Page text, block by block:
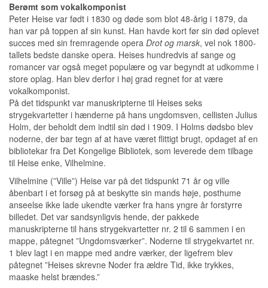
Berømt som vokalkomponist
Peter Heise var født i 1830 og døde som blot 48-årig i 1879, da
han var på toppen af sin kunst. Han havde kort før sin død oplevet
succes med sin fremragende opera Drot og marsk, vel nok 1800-
tallets bedste danske opera. Heises hundredvis af sange og
romancer var også meget populære og var begyndt at udkomme i
store oplag. Han blev derfor i høj grad regnet for at være
vokalkomponist.
På det tidspunkt var manuskripterne til Heises seks
strygekvartetter i hænderne på hans ungdomsven, cellisten Julius
Holm, der beholdt dem indtil sin død i 1909. I Holms dødsbo blev
noderne, der bar tegn af at have været flittigt brugt, opdaget af en
bibliotekar fra Det Kongelige Bibliotek, som leverede dem tilbage
til Heise enke, Vilhelmine.
Vilhelmine (”Ville”) Heise var på det tidspunkt 71 år og ville
åbenbart i et forsøg på at beskytte sin mands høje, posthume
anseelse ikke lade ukendte værker fra hans yngre år forstyrre
billedet. Det var sandsynligvis hende, der pakkede
manuskripterne til hans strygekvartetter nr. 2 til 6 sammen i en
mappe, påtegnet ”Ungdomsværker”. Noderne til strygekvartet nr.
1 blev lagt i en mappe med andre værker, der ligefrem blev
påtegnet ”Heises skrevne Noder fra ældre Tid, ikke trykkes,
maaske helst brændes.”